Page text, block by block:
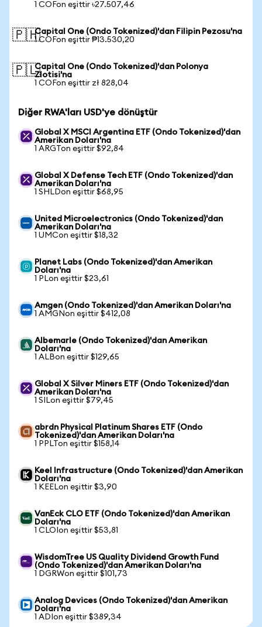
1 COFon eşittir ৳27.507,46
🇵🇭Capital One (Ondo Tokenized)'dan Filipin Pezosu'na
1 COFon eşittir ₱13.530,20
🇵🇱Capital One (Ondo Tokenized)'dan Polonya
Zlotisi'na
1 COFon eşittir zł 828,04
Diğer RWA'ları USD'ye dönüştür
Global X MSCI Argentina ETF (Ondo Tokenized)'dan
Amerikan Doları'na
1 ARGTon eşittir $92,84
Global X Defense Tech ETF (Ondo Tokenized)'dan
Amerikan Doları'na
1 SHLDon eşittir $68,95
United Microelectronics (Ondo Tokenized)'dan
Amerikan Doları'na
1 UMCon eşittir $18,32
Planet Labs (Ondo Tokenized)'dan Amerikan
Doları'na
1 PLon eşittir $23,61
Amgen (Ondo Tokenized)'dan Amerikan Doları'na
1 AMGNon eşittir $412,08
Albemarle (Ondo Tokenized)'dan Amerikan
Doları'na
1 ALBon eşittir $129,65
Global X Silver Miners ETF (Ondo Tokenized)'dan
Amerikan Doları'na
1 SILon eşittir $79,45
abrdn Physical Platinum Shares ETF (Ondo
Tokenized)'dan Amerikan Doları'na
1 PPLTon eşittir $158,14
Keel Infrastructure (Ondo Tokenized)'dan Amerikan
Doları'na
1 KEELon eşittir $3,90
VanEck CLO ETF (Ondo Tokenized)'dan Amerikan
Doları'na
1 CLOIon eşittir $53,81
WisdomTree US Quality Dividend Growth Fund
(Ondo Tokenized)'dan Amerikan Doları'na
1 DGRWon eşittir $101,73
Analog Devices (Ondo Tokenized)'dan Amerikan
Doları'na
1 ADIon eşittir $389,34